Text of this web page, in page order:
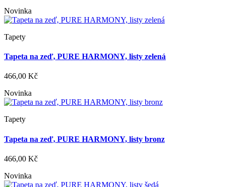
Novinka
Tapety
Tapeta na zeď, PURE HARMONY, listy zelená
466,00 Kč
Novinka
Tapety
Tapeta na zeď, PURE HARMONY, listy bronz
466,00 Kč
Novinka